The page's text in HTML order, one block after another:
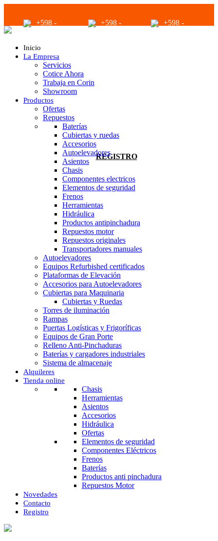
+598 -
2294 2040
+598 - +598 -
infoventas@corinrentup.com.uy
ACCEDER
REGISTRO
Inicio
La Empresa
Servicios
Cotice Ahora
Trabaja en Corin
Showroom
Productos
Ofertas
Repuestos
Baterías
Cubiertas y ruedas
Accesorios
Autoelevadores
Asientos
Chasis
Componentes electricos
Elementos de seguridad
Frenos
Herramientas
Hidráulica
Productos antipinchadura
Repuestos motor
Repuestos originales
Transportadores manuales
Autoelevadores
Equipos Refurbished certificados
Plataformas de Elevación
Accesorios para Autoelevadores
Cubiertas para Maquinaria
Cubiertas y Ruedas
Torres de iluminación
Rampas
Puertas Logísticas y Frigoríficas
Equipos de Gran Porte
Relleno Anti-Pinchaduras
Baterías y cargadores industriales
Sistema de almacenaje
Alquileres
Tienda online
Chasis
Herramientas
Asientos
Accesorios
Hidráulica
Ofertas
Elementos de seguridad
Componentes Eléctricos
Frenos
Baterías
Productos anti pinchadura
Repuestos Motor
Novedades
Contacto
Registro